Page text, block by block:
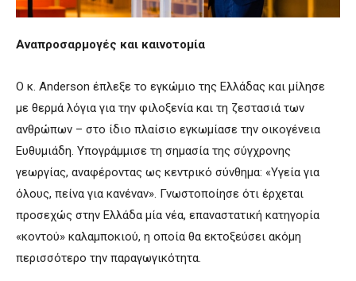
Αναπροσαρμογές και καινοτομία
Ο κ. Anderson έπλεξε το εγκώμιο της Ελλάδας και μίλησε
με θερμά λόγια για την φιλοξενία και τη ζεστασιά των
ανθρώπων – στο ίδιο πλαίσιο εγκωμίασε την οικογένεια
Ευθυμιάδη. Υπογράμμισε τη σημασία της σύγχρονης
γεωργίας, αναφέροντας ως κεντρικό σύνθημα: «Υγεία για
όλους, πείνα για κανέναν». Γνωστοποίησε ότι έρχεται
προσεχώς στην Ελλάδα μία νέα, επαναστατική κατηγορία
«κοντού» καλαμποκιού, η οποία θα εκτοξεύσει ακόμη
περισσότερο την παραγωγικότητα.